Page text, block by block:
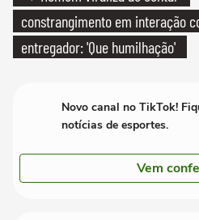
constrangimento em interação
entregador: 'Que humilhação'
Novo canal no TikTok!
notícias de esportes.
Vem